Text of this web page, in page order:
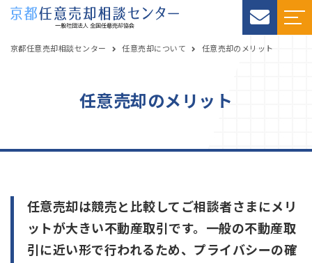
京都任意売却相談センター 任意売却について 任意売却のメリット
任意売却のメリット
任意売却は競売と比較してご相談者さまにメリ
ットが大きい不動産取引です。一般の不動産取
引に近い形で行われるため、プライバシーの確